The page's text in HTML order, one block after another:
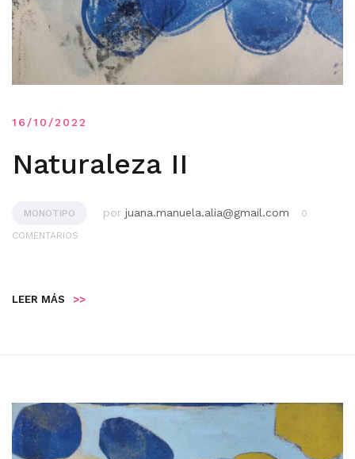
16/10/2022
Naturaleza II
MONOTIPO por juana.manuela.alia@gmail.com
0
COMENTARIOS
LEER MÁS >>